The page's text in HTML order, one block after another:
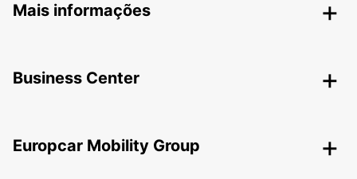
Mais informações
Business Center
Europcar Mobility Group